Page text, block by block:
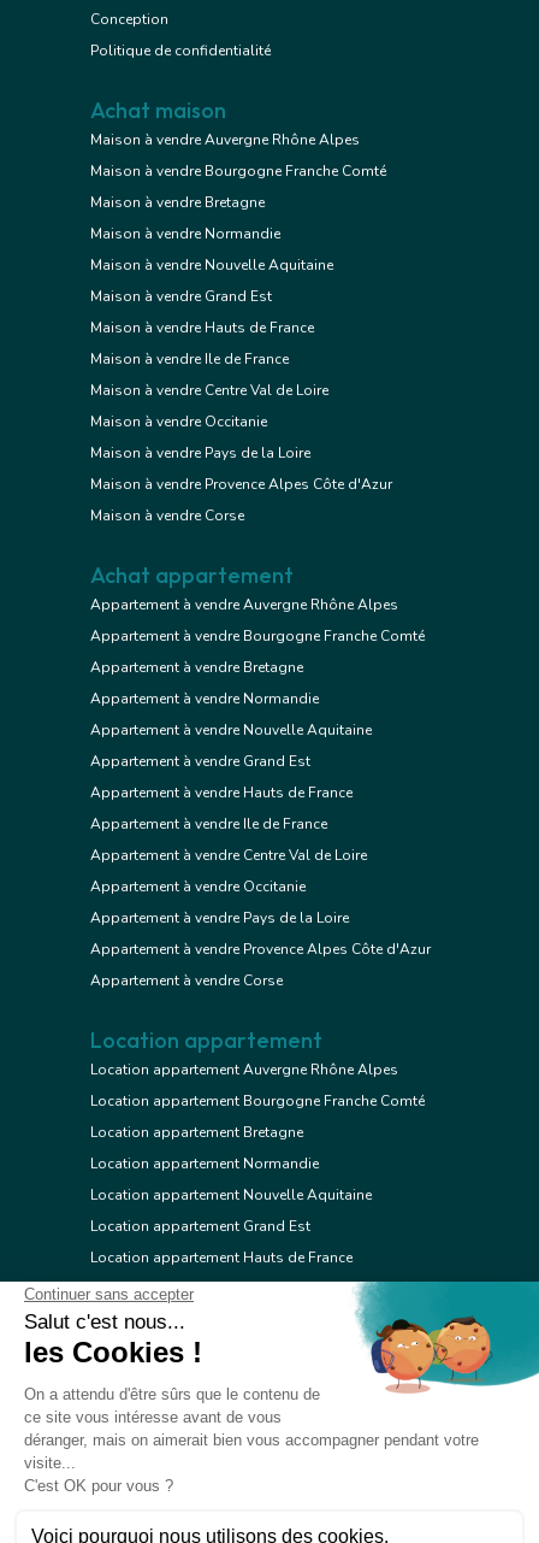
Conception
Politique de confidentialité
Achat maison
Maison à vendre Auvergne Rhône Alpes
Maison à vendre Bourgogne Franche Comté
Maison à vendre Bretagne
Maison à vendre Normandie
Maison à vendre Nouvelle Aquitaine
Maison à vendre Grand Est
Maison à vendre Hauts de France
Maison à vendre Ile de France
Maison à vendre Centre Val de Loire
Maison à vendre Occitanie
Maison à vendre Pays de la Loire
Maison à vendre Provence Alpes Côte d'Azur
Maison à vendre Corse
Achat appartement
Appartement à vendre Auvergne Rhône Alpes
Appartement à vendre Bourgogne Franche Comté
Appartement à vendre Bretagne
Appartement à vendre Normandie
Appartement à vendre Nouvelle Aquitaine
Appartement à vendre Grand Est
Appartement à vendre Hauts de France
Appartement à vendre Ile de France
Appartement à vendre Centre Val de Loire
Appartement à vendre Occitanie
Appartement à vendre Pays de la Loire
Appartement à vendre Provence Alpes Côte d'Azur
Appartement à vendre Corse
Location appartement
Location appartement Auvergne Rhône Alpes
Location appartement Bourgogne Franche Comté
Location appartement Bretagne
Location appartement Normandie
Location appartement Nouvelle Aquitaine
Location appartement Grand Est
Location appartement Hauts de France
Location appartement Ile de France
Location appartement Centre Val de Loire
Location appartement Occitanie
Location appartement Provence Alpes Côte d'Azur
Location appartement Corse